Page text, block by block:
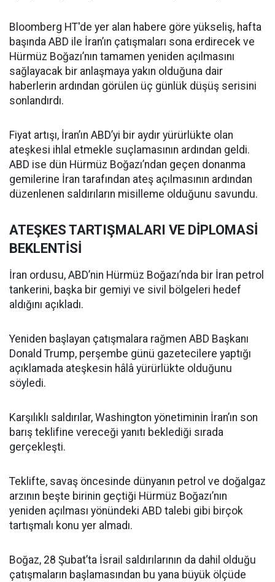
Bloomberg HT'de yer alan habere göre yükseliş, hafta
başında ABD ile İran’ın çatışmaları sona erdirecek ve
Hürmüz Boğazı’nın tamamen yeniden açılmasını
sağlayacak bir anlaşmaya yakın olduğuna dair
haberlerin ardından görülen üç günlük düşüş serisini
sonlandırdı.
Fiyat artışı, İran’ın ABD’yi bir aydır yürürlükte olan
ateşkesi ihlal etmekle suçlamasının ardından geldi.
ABD ise dün Hürmüz Boğazı’ndan geçen donanma
gemilerine İran tarafından ateş açılmasının ardından
düzenlenen saldırıların misilleme olduğunu savundu.
ATEŞKES TARTIŞMALARI VE DİPLOMASİ
BEKLENTİSİ
İran ordusu, ABD’nin Hürmüz Boğazı’nda bir İran petrol
tankerini, başka bir gemiyi ve sivil bölgeleri hedef
aldığını açıkladı.
Yeniden başlayan çatışmalara rağmen ABD Başkanı
Donald Trump, perşembe günü gazetecilere yaptığı
açıklamada ateşkesin hâlâ yürürlükte olduğunu
söyledi.
Karşılıklı saldırılar, Washington yönetiminin İran’ın son
barış teklifine vereceği yanıtı beklediği sırada
gerçekleşti.
Teklifte, savaş öncesinde dünyanın petrol ve doğalgaz
arzının beşte birinin geçtiği Hürmüz Boğazı’nın
yeniden açılması yönündeki ABD talebi gibi birçok
tartışmalı konu yer almadı.
Boğaz, 28 Şubat’ta İsrail saldırılarının da dahil olduğu
çatışmaların başlamasından bu yana büyük ölçüde